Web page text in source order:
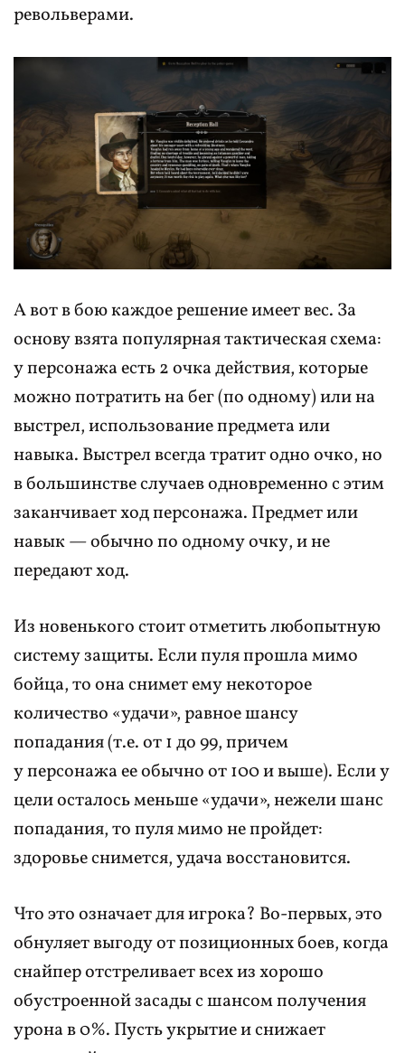
револьверами.
А вот в бою каждое решение имеет вес. За
основу взята популярная тактическая схема:
у персонажа есть 2 очка действия, которые
можно потратить на бег (по одному) или на
выстрел, использование предмета или
навыка. Выстрел всегда тратит одно очко, но
в большинстве случаев одновременно с этим
заканчивает ход персонажа. Предмет или
навык — обычно по одному очку, и не
передают ход.
Из новенького стоит отметить любопытную
систему защиты. Если пуля прошла мимо
бойца, то она снимет ему некоторое
количество «удачи», равное шансу
попадания (т.е. от 1 до 99, причем
у персонажа ее обычно от 100 и выше). Если у
цели осталось меньше «удачи», нежели шанс
попадания, то пуля мимо не пройдет:
здоровье снимется, удача восстановится.
Что это означает для игрока? Во-первых, это
обнуляет выгоду от позиционных боев, когда
снайпер отстреливает всех из хорошо
обустроенной засады с шансом получения
урона в 0%. Пусть укрытие и снижает